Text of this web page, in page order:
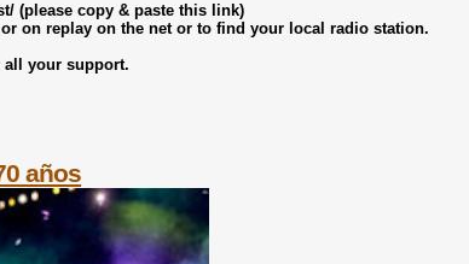
(please copy & paste this link)
on replay on the net or to find your local radio station.
all your support.
años